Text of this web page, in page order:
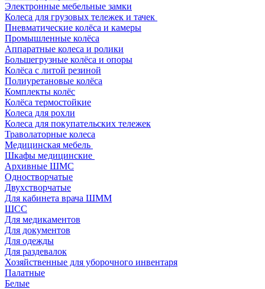
Электронные мебельные замки
Колеса для грузовых тележек и тачек
Пневматические колёса и камеры
Промышленные колёса
Аппаратные колеса и ролики
Большегрузные колёса и опоры
Колёса с литой резиной
Полиуретановые колёса
Комплекты колёс
Колёса термостойкие
Колеса для рохли
Колеса для покупательских тележек
Траволаторные колеса
Медицинская мебель
Шкафы медицинские
Архивные ШМС
Одностворчатые
Двухстворчатые
Для кабинета врача ШММ
ШСС
Для медикаментов
Для документов
Для одежды
Для раздевалок
Хозяйственные для уборочного инвентаря
Палатные
Белые